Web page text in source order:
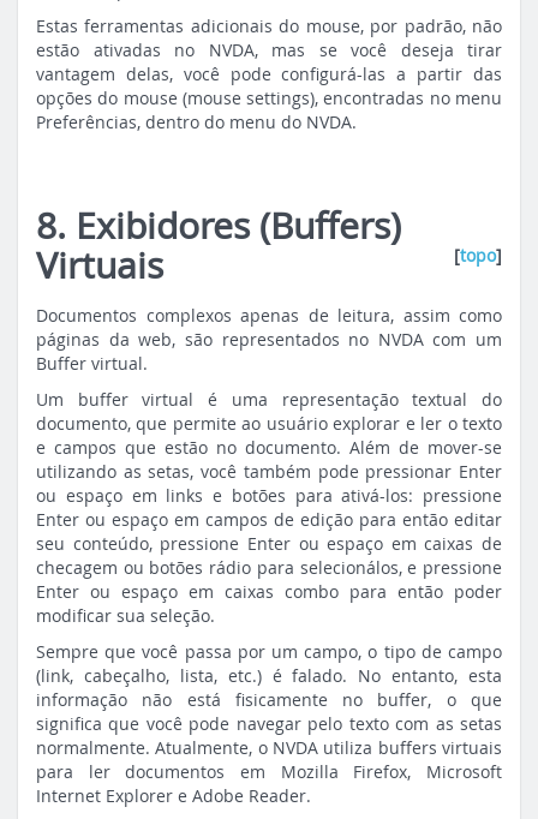
Estas ferramentas adicionais do mouse, por padrão, não
estão ativadas no NVDA, mas se você deseja tirar
vantagem delas, você pode configurá-las a partir das
opções do mouse (mouse settings), encontradas no menu
Preferências, dentro do menu do NVDA.
8. Exibidores (Buffers)
Virtuais
[topo]
Documentos complexos apenas de leitura, assim como
páginas da web, são representados no NVDA com um
Buffer virtual.
Um buffer virtual é uma representação textual do
documento, que permite ao usuário explorar e ler o texto
e campos que estão no documento. Além de mover-se
utilizando as setas, você também pode pressionar Enter
ou espaço em links e botões para ativá-los: pressione
Enter ou espaço em campos de edição para então editar
seu conteúdo, pressione Enter ou espaço em caixas de
checagem ou botões rádio para selecionálos, e pressione
Enter ou espaço em caixas combo para então poder
modificar sua seleção.
Sempre que você passa por um campo, o tipo de campo
(link, cabeçalho, lista, etc.) é falado. No entanto, esta
informação não está fisicamente no buffer, o que
significa que você pode navegar pelo texto com as setas
normalmente. Atualmente, o NVDA utiliza buffers virtuais
para ler documentos em Mozilla Firefox, Microsoft
Internet Explorer e Adobe Reader.